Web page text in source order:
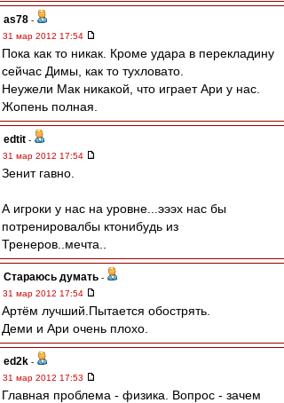
as78 -
31 мар 2012 17:54
Пока как то никак. Кроме удара в перекладину
сейчас Димы, как то тухловато.
Неужели Мак никакой, что играет Ари у нас.
Жопень полная.
edtit -
31 мар 2012 17:54
Зенит гавно.
А игроки у нас на уровне...эээх нас бы
потренировалбы ктонибудь из
Тренеров..мечта..
Стараюсь думать -
31 мар 2012 17:54
Артём лучший.Пытается обострять.
Деми и Ари очень плохо.
ed2k -
31 мар 2012 17:53
Главная проблема - физика. Вопрос - зачем